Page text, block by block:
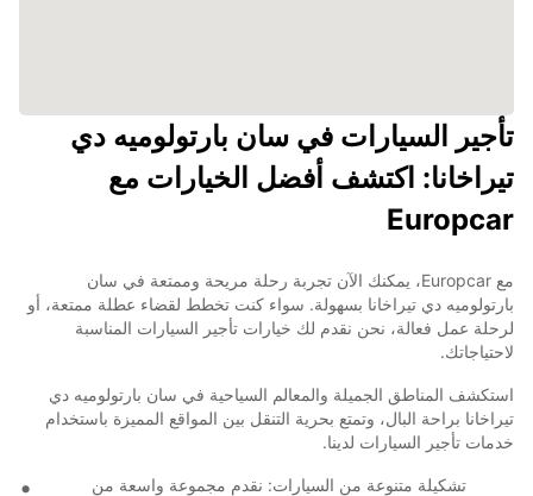
تأجير السيارات في سان بارتولوميه دي
تيراخانا: اكتشف أفضل الخيارات مع
Europcar
مع Europcar، يمكنك الآن تجربة رحلة مريحة وممتعة في سان
بارتولوميه دي تيراخانا بسهولة. سواء كنت تخطط لقضاء عطلة ممتعة، أو
لرحلة عمل فعالة، نحن نقدم لك خيارات تأجير السيارات المناسبة
لاحتياجاتك.
استكشف المناطق الجميلة والمعالم السياحية في سان بارتولوميه دي
تيراخانا براحة البال، وتمتع بحرية التنقل بين المواقع المميزة باستخدام
خدمات تأجير السيارات لدينا.
تشكيلة متنوعة من السيارات: نقدم مجموعة واسعة من